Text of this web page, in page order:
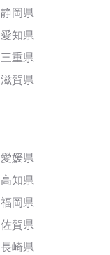
静岡県
愛知県
三重県
滋賀県
愛媛県
高知県
福岡県
佐賀県
長崎県